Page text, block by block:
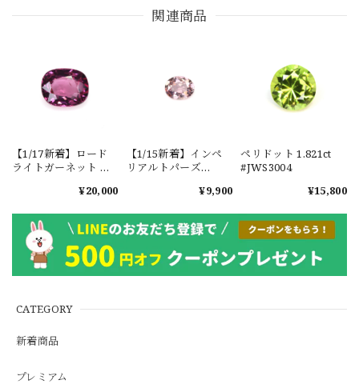
CATEGORY
新着商品
プレミアム
関連商品
【1/17新着】ロード
ライトガーネット タ
1.601ct【ソーティン
¥20,000
【1/15新着】インペ
リアルトパーズ
¥9,900
ペリドット 1.821ct
#JWS3004
¥15,800